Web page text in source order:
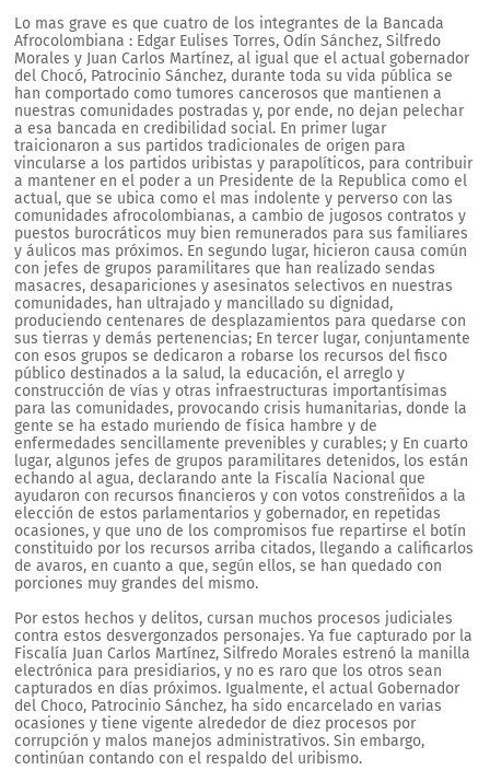
Lo mas grave es que cuatro de los integrantes de la Bancada
Afrocolombiana : Edgar Eulises Torres, Odín Sánchez, Silfredo
Morales y Juan Carlos Martínez, al igual que el actual gobernador
del Chocó, Patrocinio Sánchez, durante toda su vida pública se
han comportado como tumores cancerosos que mantienen a
nuestras comunidades postradas y, por ende, no dejan pelechar
a esa bancada en credibilidad social. En primer lugar
traicionaron a sus partidos tradicionales de origen para
vincularse a los partidos uribistas y parapolíticos, para contribuir
a mantener en el poder a un Presidente de la Republica como el
actual, que se ubica como el mas indolente y perverso con las
comunidades afrocolombianas, a cambio de jugosos contratos y
puestos burocráticos muy bien remunerados para sus familiares
y áulicos mas próximos. En segundo lugar, hicieron causa común
con jefes de grupos paramilitares que han realizado sendas
masacres, desapariciones y asesinatos selectivos en nuestras
comunidades, han ultrajado y mancillado su dignidad,
produciendo centenares de desplazamientos para quedarse con
sus tierras y demás pertenencias; En tercer lugar, conjuntamente
con esos grupos se dedicaron a robarse los recursos del fisco
público destinados a la salud, la educación, el arreglo y
construcción de vías y otras infraestructuras importantísimas
para las comunidades, provocando crisis humanitarias, donde la
gente se ha estado muriendo de física hambre y de
enfermedades sencillamente prevenibles y curables; y En cuarto
lugar, algunos jefes de grupos paramilitares detenidos, los están
echando al agua, declarando ante la Fiscalía Nacional que
ayudaron con recursos financieros y con votos constreñidos a la
elección de estos parlamentarios y gobernador, en repetidas
ocasiones, y que uno de los compromisos fue repartirse el botín
constituido por los recursos arriba citados, llegando a calificarlos
de avaros, en cuanto a que, según ellos, se han quedado con
porciones muy grandes del mismo.
Por estos hechos y delitos, cursan muchos procesos judiciales
contra estos desvergonzados personajes. Ya fue capturado por la
Fiscalía Juan Carlos Martínez, Silfredo Morales estrenó la manilla
electrónica para presidiarios, y no es raro que los otros sean
capturados en días próximos. Igualmente, el actual Gobernador
del Choco, Patrocinio Sánchez, ha sido encarcelado en varias
ocasiones y tiene vigente alrededor de diez procesos por
corrupción y malos manejos administrativos. Sin embargo,
continúan contando con el respaldo del uribismo.